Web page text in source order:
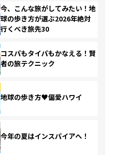
今、こんな旅がしてみたい！地
球の歩き方が選ぶ2026年絶対
行くべき旅先30
コスパもタイパもかなえる！賢
者の旅テクニック
地球の歩き方♥偏愛ハワイ
今年の夏はインスパイアへ！